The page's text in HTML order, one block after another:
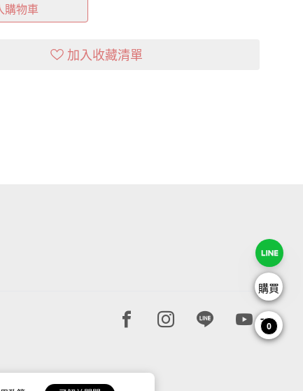
購物車
加入收藏清單
Facebook page
Instagram page
Line pageYoutube
購買
0